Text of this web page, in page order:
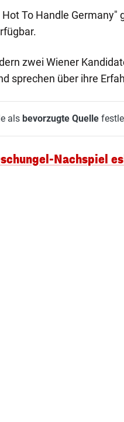
To Handle
zwei Wiener
sprechen über ihre
als bevorzugte Quelle
Nachspiel